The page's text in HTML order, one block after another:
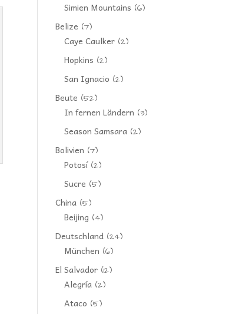
Simien Mountains (6)
Belize (7)
Caye Caulker (2)
Hopkins (2)
San Ignacio (2)
Beute (52)
In fernen Ländern (3)
Season Samsara (2)
Bolivien (7)
Potosí(2)
Sucre (5)
China (5)
Beijing (4)
Deutschland (24)
München (6)
El Salvador (12)
Alegría (2)
Ataco (5)